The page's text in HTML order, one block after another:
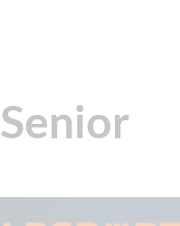
Senior